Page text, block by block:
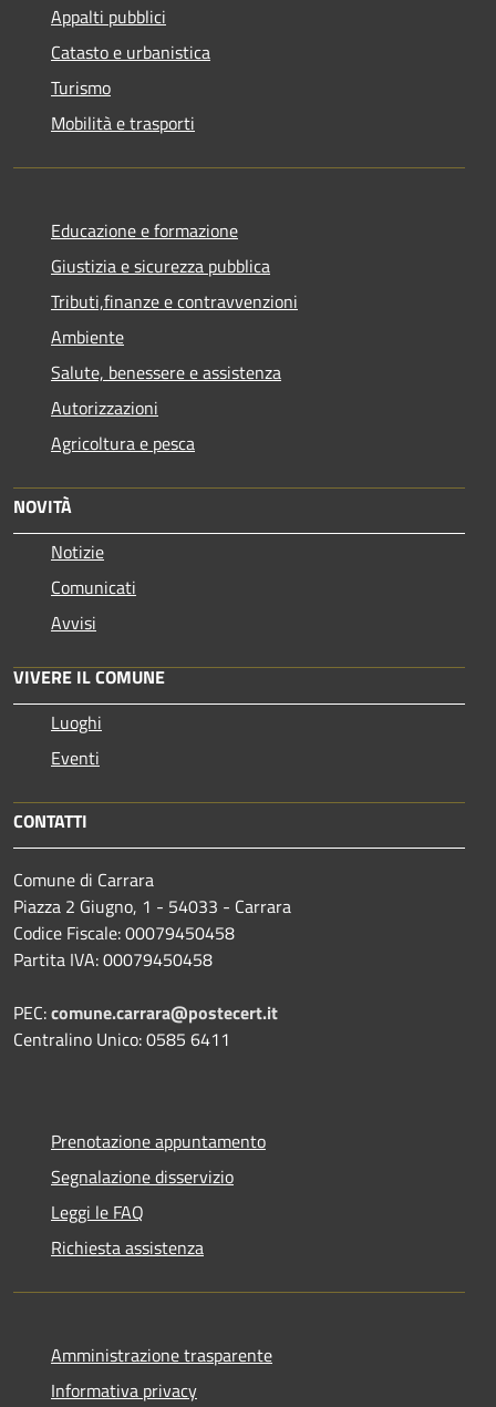
Appalti pubblici
Catasto e urbanistica
Turismo
Mobilità e trasporti
Educazione e formazione
Giustizia e sicurezza pubblica
Tributi,finanze e contravvenzioni
Ambiente
Salute, benessere e assistenza
Autorizzazioni
Agricoltura e pesca
NOVITÀ
Notizie
Comunicati
Avvisi
VIVERE IL COMUNE
Luoghi
Eventi
CONTATTI
Comune di Carrara
Piazza 2 Giugno, 1 - 54033 - Carrara
Codice Fiscale: 00079450458
Partita IVA: 00079450458
PEC:comune.carrara@postecert.it
Centralino Unico: 0585 6411
Prenotazione appuntamento
Segnalazione disservizio
Leggi le FAQ
Richiesta assistenza
Amministrazione trasparente
Informativa privacy